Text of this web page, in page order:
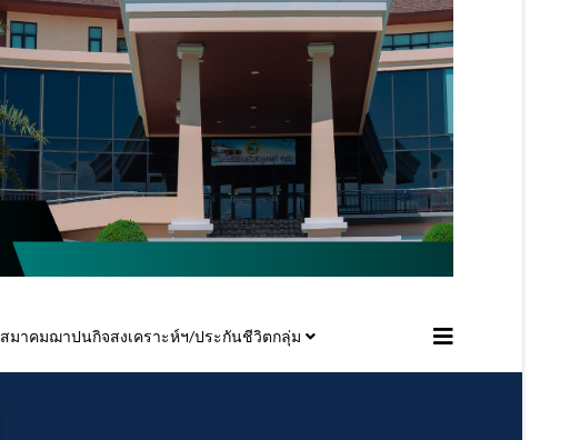
สมาคมฌาปนกิจสงเคราะห์ฯ/ประกันชีวิตกลุ่ม